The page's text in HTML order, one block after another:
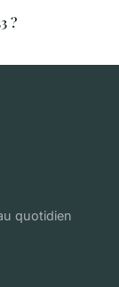
?
quotidien